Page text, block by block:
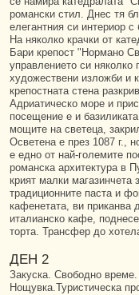
романски стил. Днес тя
елегантния си интериор
На няколко крачки от
Бари крепост "Нормано
управлението си няколко
художествени изложби и
крепостната стена
Адриатическо море и
посещение е и
мощите на светеца,
Осветена е през 1087 г.,
е едно от най-големите
романска архитектура в
крият малки магазинчета
традиционните паста и
кафенетата, ви приканва
италианско кафе,
торта. Трансфер до
ДЕН 2
Закуска. Свободно
Нощувка.Туристическа